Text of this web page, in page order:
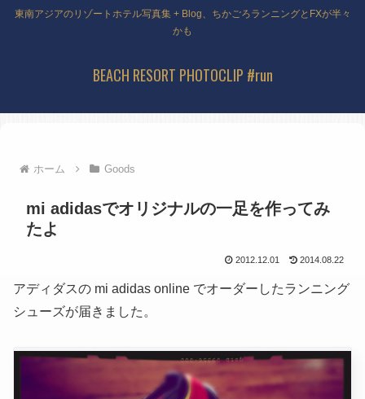
東南アジアのリゾートホテル写真集 + Blog、ちかごろランニングとFXが半々
かも
BEACH RESORT PHOTOCLIP #run
ホーム Goods
mi adidasでオリジナルの一足を作ってみ
たよ
2012.12.01 2014.08.22
アディダスの mi adidas online でオーダーしたランニング
シューズが届きました。